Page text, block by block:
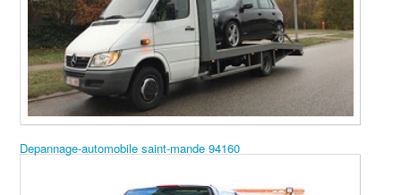
Depannage-automobile saint-mande 94160